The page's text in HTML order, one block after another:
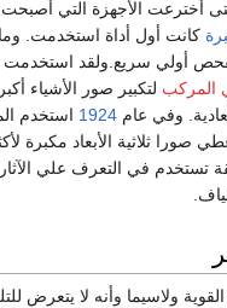
أخترعت الأجهزة التي
كانت أول أداة استخدمت.
أولي سريع.ولقد
المركب لتكبير صور الأشياء
وفي عام 1924 استخدم
تستخدم في التعرف علي
القوية ولاسيما وأنه لا يتعرض